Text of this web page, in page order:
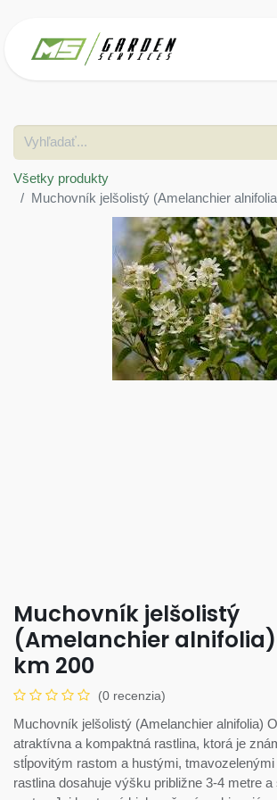
Všetky produkty
Muchovník jelšolistý (Amelanchier
Muchovník jelšolistý
(Amelanchier
km 200
(0 recenzia)
Muchovník jelšolistý (Amelanchier alnifolia)
atraktívna a kompaktná rastlina, ktorá je
stĺpovitým rastom a hustými,
rastlina dosahuje výšku približne 3-4 metre a